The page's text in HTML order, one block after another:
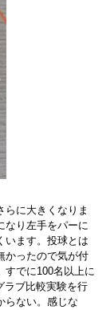
らに大きくなりま
なり左手をパーに
います。投球とは
かったので気が付
すでに100名以上に
ラブ比較実験を行
らない。感じな